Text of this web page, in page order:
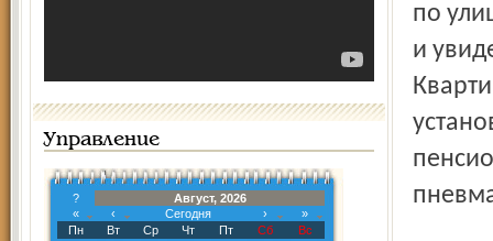
Управление
?
Август, 2026
«
‹ Сегодня ›
»
Пн
Вт Ср Чт Пт Сб
Вс
по
и